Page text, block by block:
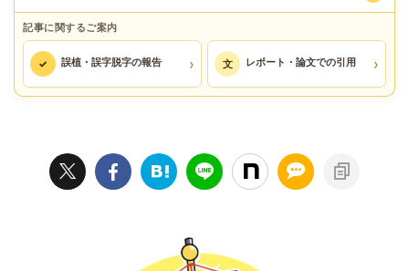
記事に関するご案内
✓ 誤植・誤字脱字の報告 › 文 レポート・論文での引用 ›